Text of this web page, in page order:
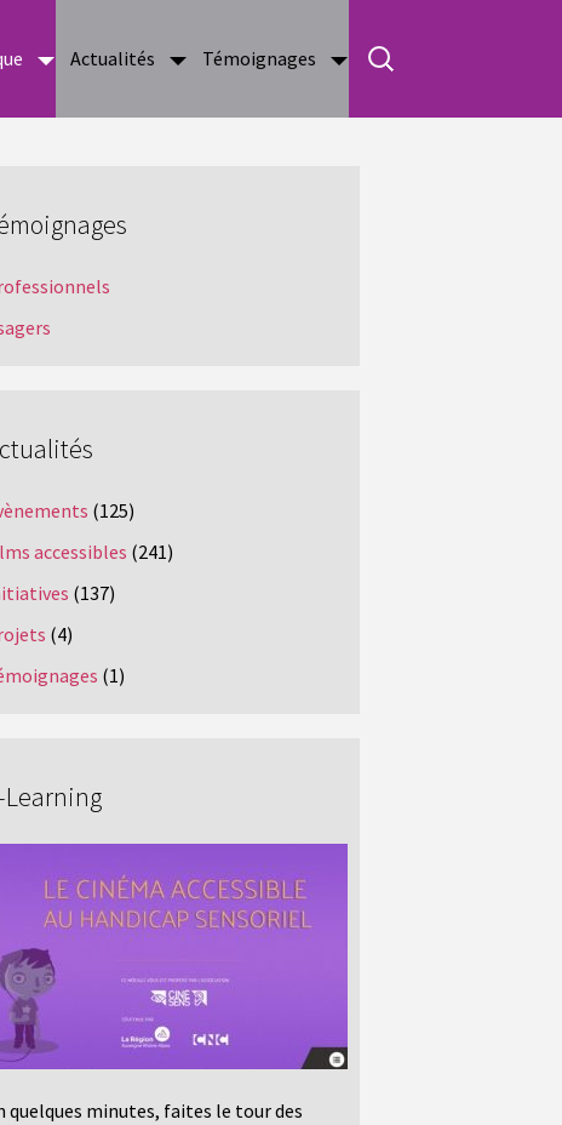
Actualités Témoignages
(125)
accessibles (241)
(137)
(4)
(1)
Learning
quelques minutes, faites le tour des